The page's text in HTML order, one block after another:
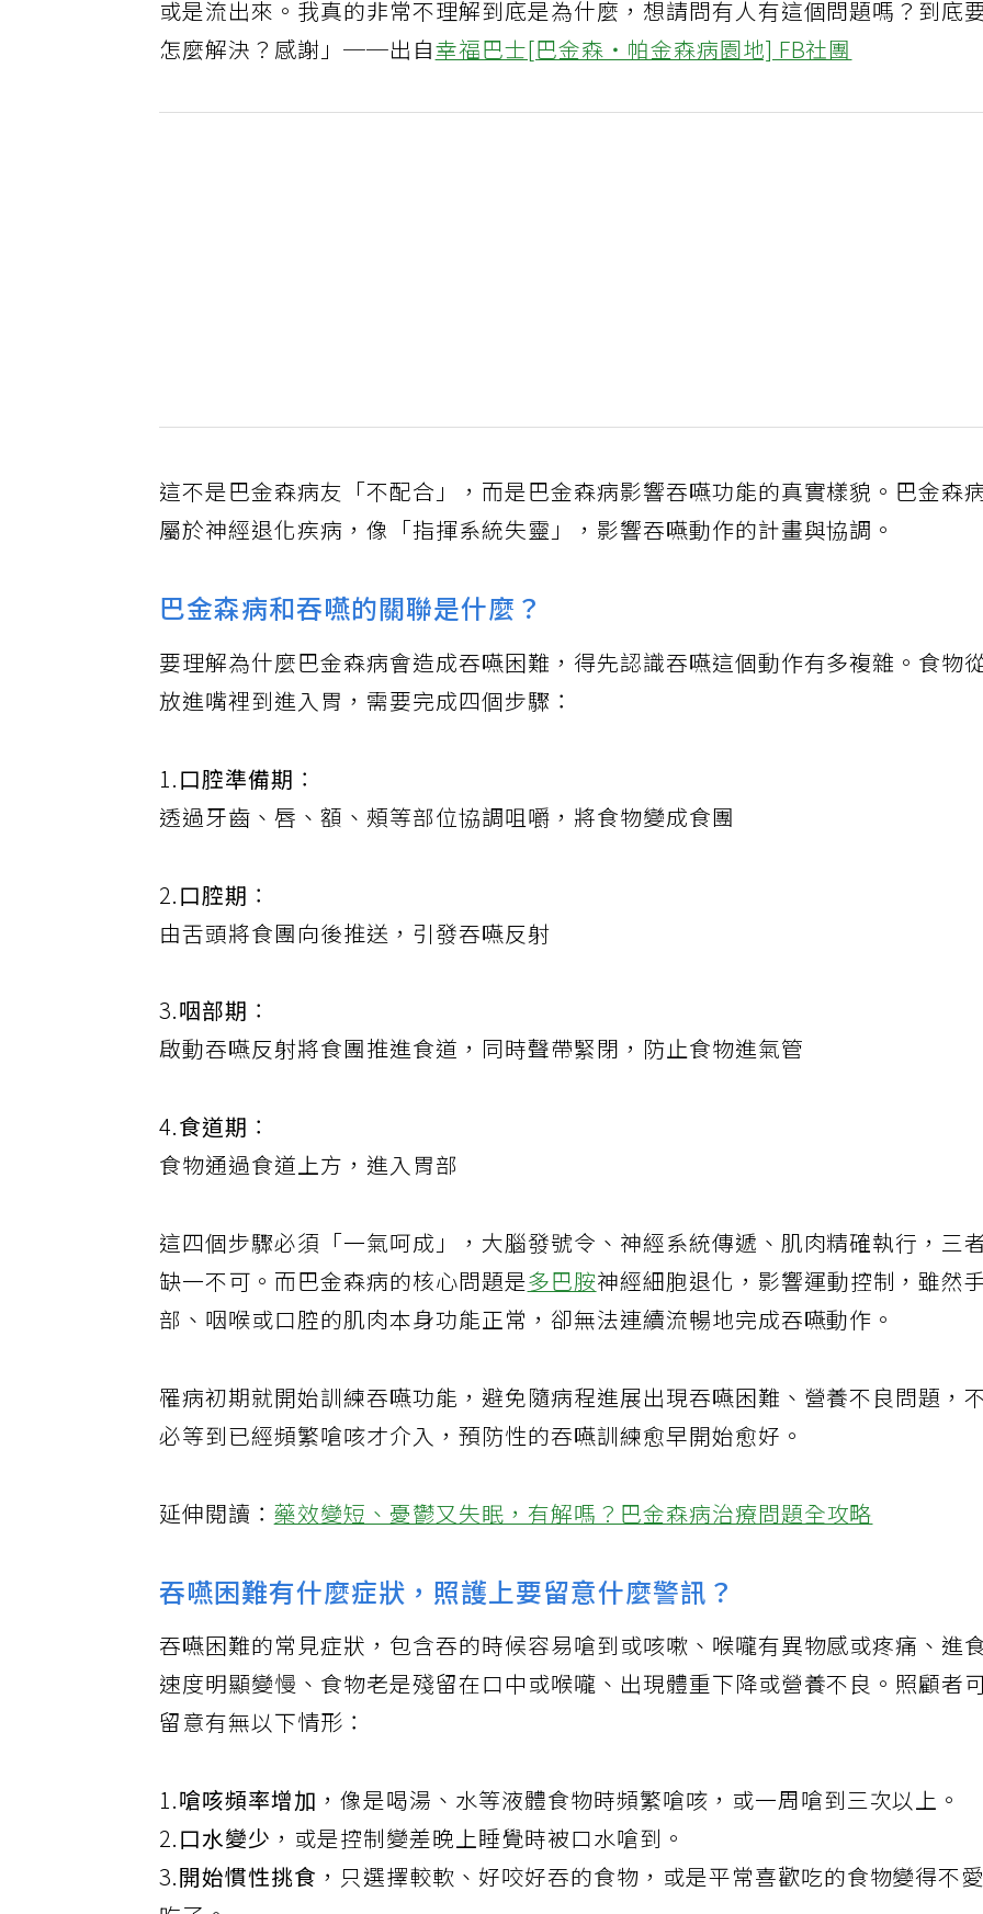
或是流出來。我真的非常不理解到底是為什麼，想請問有人有這個問題嗎？到底
怎麼解決？感謝」──出自幸福巴士[巴金森‧帕金森病園地] FB社團
這不是巴金森病友「不配合」，而是巴金森病影響吞嚥功能的真實樣貌。巴金森
屬於神經退化疾病，像「指揮系統失靈」，影響吞嚥動作的計畫與協調。
巴金森病和吞嚥的關聯是什麼？
要理解為什麼巴金森病會造成吞嚥困難，得先認識吞嚥這個動作有多複雜。食物
放進嘴裡到進入胃，需要完成四個步驟：
1.口腔準備期 ：
透過牙齒、唇、額、頰等部位協調咀嚼，將食物變成食團
2.口腔期 ：
由舌頭將食團向後推送，引發吞嚥反射
3.咽部期 ：
啟動吞嚥反射將食團推進食道，同時聲帶緊閉，防止食物進氣管
4. 食道期 ：
食物通過食道上方，進入胃部
這四個步驟必須「一氣呵成」，大腦發號令、神經系統傳遞、肌肉精確執行，三
缺一不可。而巴金森病的核心問題是多巴胺神經細胞退化，影響運動控制，雖然
部、咽喉或口腔的肌肉本身功能正常，卻無法連續流暢地完成吞嚥動作。
罹病初期就開始訓練吞嚥功能，避免隨病程進展出現吞嚥困難、營養不良問題，
必等到已經頻繁嗆咳才介入，預防性的吞嚥訓練愈早開始愈好。
延伸閱讀：藥效變短、憂鬱又失眠，有解嗎？巴金森病治療問題全攻略
吞嚥困難有什麼症狀，照護上要留意什麼警訊？
吞嚥困難的常見症狀，包含吞的時候容易嗆到或咳嗽、喉嚨有異物感或疼痛、進
速度明顯變慢、食物老是殘留在口中或喉嚨、出現體重下降或營養不良。照顧者
留意有無以下情形：
1. 嗆咳頻率增加
，像是喝湯、水等液體食物時頻繁嗆咳，或一周嗆到三次以上。
2.口水變少
，或是控制變差晚上睡覺時被口水嗆到。
3.開始慣性挑食 ，只選擇較軟、好咬好吞的食物，或是平常喜歡吃的食物變得不